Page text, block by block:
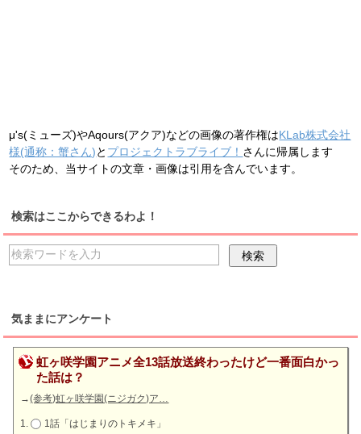
μ's(ミューズ)やAqours(アクア)などの画像の著作権はKLab株式会社
様(通称：蟹さん)と プロジェクトラブライブ！ さんに帰属します
そのため、当サイトの文章・画像は引用を含んでいます。
検索はここからできるわよ！
気ままにアンケート
虹ヶ咲学園アニメ全13話放送終わったけど一番面白かっ
た話は？
→(参考)虹ヶ咲学園(ニジガク)ア…
1話「はじまりのトキメキ」